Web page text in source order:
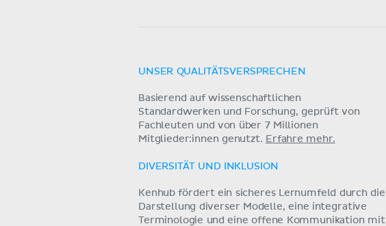
UNSER QUALITÄTSVERSPRECHEN
Basierend auf wissenschaftlichen
Standardwerken und Forschung, geprüft von
Fachleuten und von über 7 Millionen
Mitglieder:innen genutzt. Erfahre mehr.
DIVERSITÄT UND INKLUSION
Kenhub fördert ein sicheres Lernumfeld durch die
Darstellung diverser Modelle, eine integrative
Terminologie und eine offene Kommunikation mit